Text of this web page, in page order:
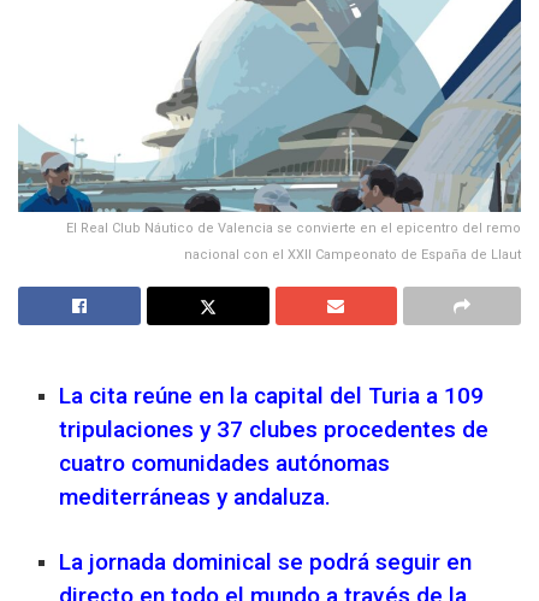
El Real Club Náutico de Valencia se convierte en el epicentro del remo
nacional con el XXII Campeonato de España de Llaut
La cita reúne en la capital del Turia a 109
tripulaciones y 37 clubes procedentes de
cuatro comunidades autónomas
mediterráneas y andaluza.
La jornada dominical se podrá seguir en
directo en todo el mundo a través de la